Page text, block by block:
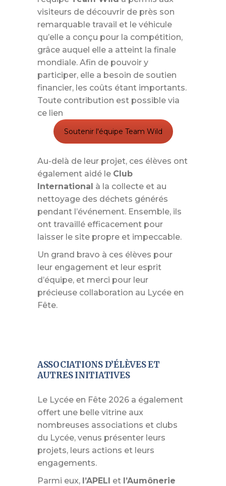
visiteurs de découvrir de près son
remarquable travail et le véhicule
qu’elle a conçu pour la compétition,
grâce auquel elle a atteint la finale
mondiale. Afin de pouvoir y
participer, elle a besoin de soutien
financier, les coûts étant importants.
Toute contribution est possible via
ce lien
Soutenir l'équipe Team Wild
Au-delà de leur projet, ces élèves ont
également aidé le Club
International à la collecte et au
nettoyage des déchets générés
pendant l’événement. Ensemble, ils
ont travaillé efficacement pour
laisser le site propre et impeccable.
Un grand bravo à ces élèves pour
leur engagement et leur esprit
d’équipe, et merci pour leur
précieuse collaboration au Lycée en
Fête.
ASSOCIATIONS D’ÉLÈVES ET
AUTRES INITIATIVES
Le Lycée en Fête 2026 a également
offert une belle vitrine aux
nombreuses associations et clubs
du Lycée, venus présenter leurs
projets, leurs actions et leurs
engagements.
Parmi eux, l’APELI et l’Aumônerie